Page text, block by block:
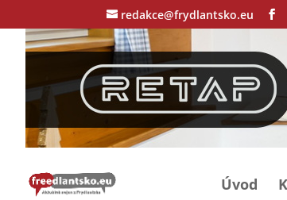
redakce@frydlantsko.eu
Úvod